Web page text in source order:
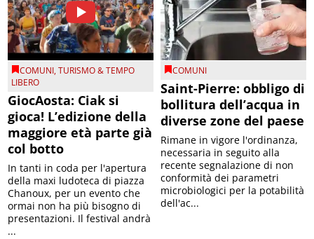
COMUNI,TURISMO & TEMPO
LIBERO
GiocAosta: Ciak si
gioca! L’edizione della
maggiore età parte già
col botto
In tanti in coda per l'apertura
della maxi ludoteca di piazza
Chanoux, per un evento che
ormai non ha più bisogno di
presentazioni. Il festival andrà
...
COMUNI
Saint-Pierre: obbligo di
bollitura dell’acqua in
diverse zone del paese
Rimane in vigore l'ordinanza,
necessaria in seguito alla
recente segnalazione di non
conformità dei parametri
microbiologici per la potabilità
dell'ac...